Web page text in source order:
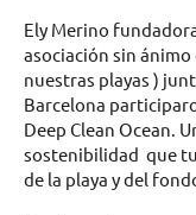
Ely Merino
asociación sin
nuestras playas )
Barcelona
Deep Clean Ocean.
sostenibilidad que
de la playa y del